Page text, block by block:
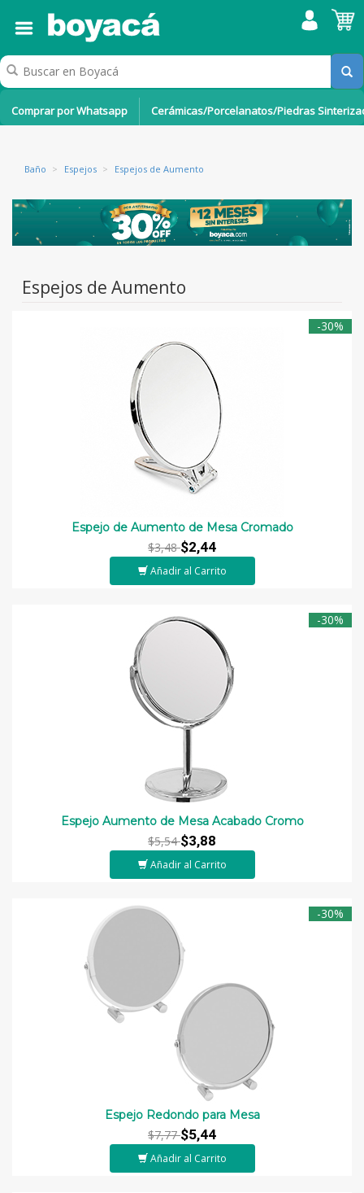
Comprar por Whatsapp Cerámicas/Porcelanatos/Piedras
Baño > Espejos > Espejos de Aumento
Espejos de Aumento
-30%
Espejo de Aumento de Mesa Cromado
$3,48$2,44
Añadir al Carrito
-30%
Espejo Aumento de Mesa Acabado Cromo
$5,54$3,88
Añadir al Carrito
-30%
Espejo Redondo para Mesa
$7,77$5,44
Añadir al Carrito